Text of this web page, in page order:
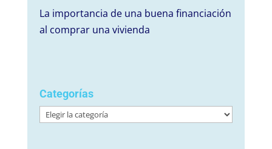
La importancia de una buena financiación
al comprar una vivienda
Categorías
Categorías